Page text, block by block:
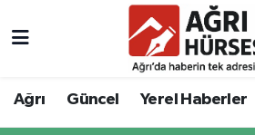
Ağrı Güncel Yerel Haberler
Hava Durumu